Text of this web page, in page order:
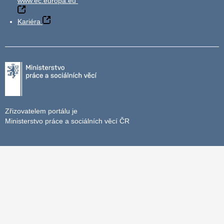
Kariéra
Zřizovatelem portálu je
Ministerstvo práce a sociálních věcí ČR